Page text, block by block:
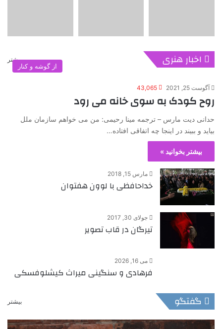
اخبار هنری بیشتر
از گوشه و کنار
آگوست 25, 2021 43,065
روح کودک به سوی خانه می رود
حدانی دیت مارس – ترجمه مینا رحیمی: من می خواهم سازمان ملل
بیاید و ببیند در اینجا چه اتفاقی افتاده…
بیشتر بخوانید »
مارس 15, 2018
خداحافظی با لوون هفتوان
جولای 30, 2017
تیرگان در قاب تصویر
می 16, 2026
فرهادی و سنگینی میراث کیشلوفسکی
گفتگو بیشتر